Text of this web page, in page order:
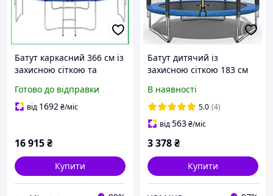
Батут каркасний 366 см із
захисною сіткою та
вуличний для дітей та
фітнесу до 180 кг MS
Готово до відправки
від 1692₴/міс
16 915₴
Купити
Батут дитячий із
захисною сіткою 183 см
подарунок / Батути для
дітей для ігор на вулиці
В наявності
5.0 (4)
від563₴/міс
3 378₴
Купити